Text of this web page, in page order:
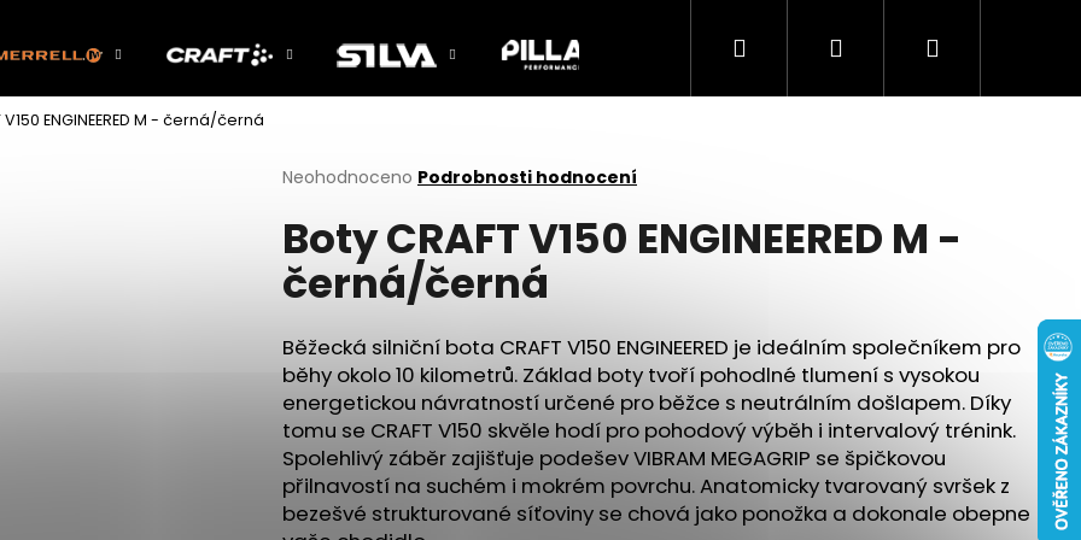
Hledat PřihlášeníNákupní
V150 ENGINEERED M - černá/černá
Průměrné
produktu
je
0,0
z
hvězdiček.
Neohodnoceno Podrobnosti hodnocení
Boty CRAFT V150 ENGINEERED M -
černá/černá
Běžecká silniční bota CRAFT V150 ENGINEERED je ideálním společníkem pro
běhy okolo 10 kilometrů. Základ boty tvoří pohodlné tlumení s vysokou
energetickou návratností určené pro běžce s neutrálním došlapem. Díky
tomu se CRAFT V150 skvěle hodí pro pohodový výběh i intervalový trénink.
Spolehlivý záběr zajišťuje podešev VIBRAM MEGAGRIP se špičkovou
přilnavostí na suchém i mokrém povrchu. Anatomicky tvarovaný svršek z
bezešvé strukturované síťoviny se chová jako ponožka a dokonale obepne
Co potřebujete najít?
HLEDAT
Následující